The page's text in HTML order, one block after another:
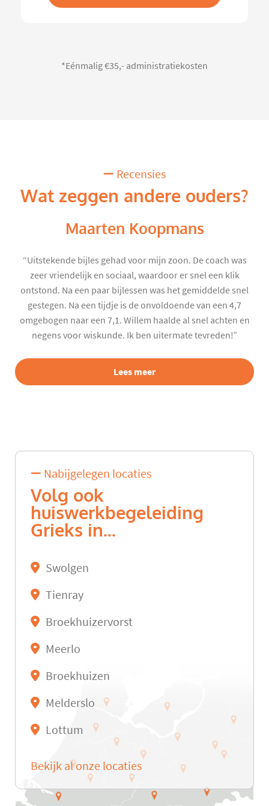
*Eénmalig €35,- administratiekosten
Recensies
Wat zeggen andere ouders?
Maarten Koopmans
“Uitstekende bijles gehad voor mijn zoon. De coach was
zeer vriendelijk en sociaal, waardoor er snel een klik
ontstond. Na een paar bijlessen was het gemiddelde snel
gestegen. Na een tijdje is de onvoldoende van een 4,7
omgebogen naar een 7,1. Willem haalde al snel achten en
negens voor wiskunde. Ik ben uitermate tevreden!”
Lees meer
Nabijgelegen locaties
Volg ook
huiswerkbegeleiding
Grieks in...
Swolgen
Tienray
Broekhuizervorst
Meerlo
Broekhuizen
Melderslo
Lottum
Bekijk al onze locaties